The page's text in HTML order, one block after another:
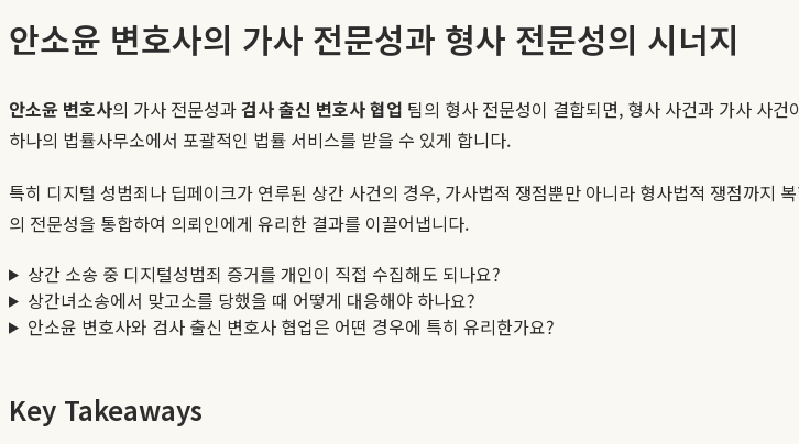
안소윤 변호사의 가사 전문성과 형사 전문성의 시너지
안소윤 변호사의 가사 전문성과검사 출신 변호사 협업 팀의 형사 전문성이 결합되면, 형사 사건과 가사 사
하나의 법률사무소에서 포괄적인 법률 서비스를 받을 수 있게 합니다.
특히 디지털 성범죄나 딥페이크가 연루된 상간 사건의 경우, 가사법적 쟁점뿐만 아니라 형사법적 쟁점까지
의 전문성을 통합하여 의뢰인에게 유리한 결과를 이끌어냅니다.
상간 소송 중 디지털성범죄 증거를 개인이 직접 수집해도 되나요?
상간녀소송에서 맞고소를 당했을 때 어떻게 대응해야 하나요?
안소윤 변호사와 검사 출신 변호사 협업은 어떤 경우에 특히 유리한가요?
Key Takeaways